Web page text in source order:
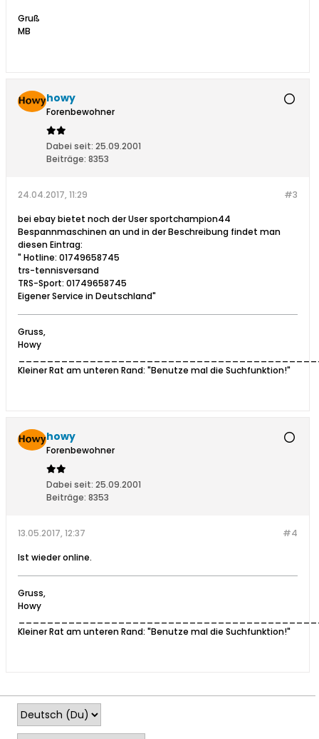
Gruß
MB
howy
Forenbewohner
Dabei seit: 25.09.2001
Beiträge: 8353
#3
24.04.2017, 11:29
bei ebay bietet noch der User sportchampion44
Bespannmaschinen an und in der Beschreibung findet man
diesen Eintrag:
" Hotline: 01749658745
trs-tennisversand
TRS-Sport: 01749658745
Eigener Service in Deutschland"
Gruss,
Howy
Kleiner Rat am unteren Rand: "Benutze mal die Suchfunktion!"
howy
Forenbewohner
Dabei seit: 25.09.2001
Beiträge: 8353
#4
13.05.2017, 12:37
Ist wieder online.
Gruss,
Howy
Kleiner Rat am unteren Rand: "Benutze mal die Suchfunktion!"